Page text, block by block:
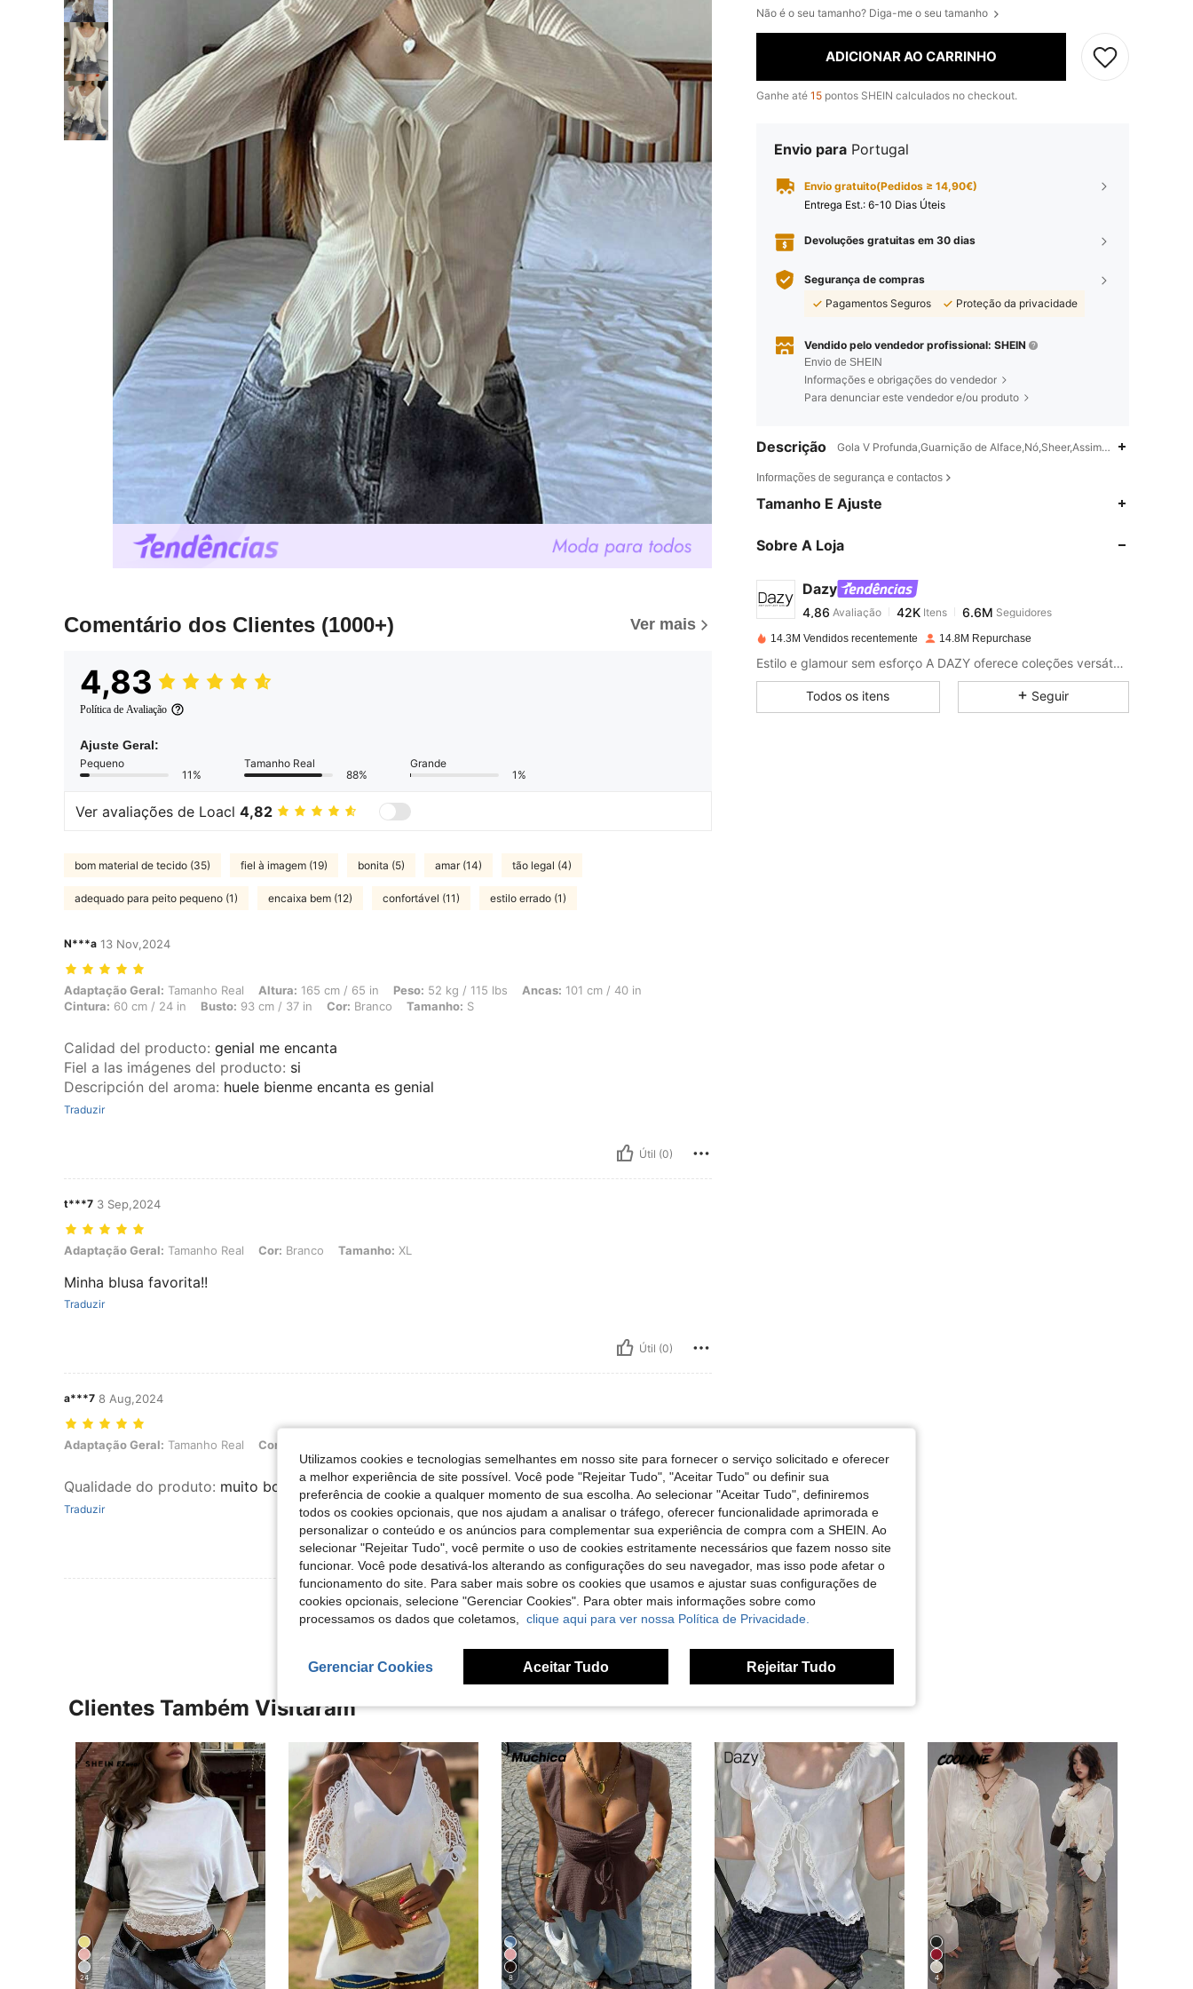
Comentário dos Clientes (1000+) Ver mais
4,83
Política de Avaliação
Ajuste Geral:
Pequeno
11%
Tamanho Real
88%
Grande
1%
Ver avaliações de Loacl 4,82
bom material de tecido (35) fiel à imagem (19) bonita (5) amar (14) tão legal (4)
adequado para peito pequeno (1) encaixa bem (12) confortável (11) estilo errado (1)
N***a 13 Nov,2024
Adaptação Geral: Tamanho Real, Altura: 165 cm / 65 in, Peso: 52 kg / 115 lbs, Ancas: 101 cm / 40 in, Cintura: 60 cm / 24 in, Busto: 93 cm / 37 in, Cor: Branco, Tamanho: S
Adaptação Geral: Tamanho Real Altura: 165 cm / 65 in Peso: 52 kg / 115 lbs Ancas: 101 cm / 40 in
Cintura: 60 cm / 24 in Busto: 93 cm / 37 in Cor: Branco Tamanho: S
Calidad del producto: genial me encanta
Fiel a las imágenes del producto: si
Descripción del aroma: huele bienme encanta es genial
Traduzir
Útil (0)
t***7 3 Sep,2024
Adaptação Geral: Tamanho Real, Cor: Branco, Tamanho: XL
Adaptação Geral: Tamanho Real Cor: Branco Tamanho: XL
Minha blusa favorita!!
Traduzir
Útil (0)
a***7 8 Aug,2024
Adaptação Geral: Tamanho Real, Cor: Branco, Tamanho: S
Adaptação Geral: Tamanho Real Cor:
Qualidade do produto: muito bom e é confortável
Traduzir
Útil (0)
Ver Mais Avaliações
Não é o seu tamanho? Diga-me o seu tamanho
ADICIONAR AO CARRINHO
Ganhe até 15 pontos SHEIN calculados no checkout.
Envio para Portugal
Envio gratuito(Pedidos ≥ 14,90€)
Entrega Est.: 6-10 Dias Úteis
Devoluções gratuitas em 30 dias
Segurança de compras
Pagamentos Seguros
Proteção da privacidade
Vendido pelo vendedor profissional: SHEIN
Envio de SHEIN
Informações e obrigações do vendedor
Para denunciar este vendedor e/ou produto
Descrição Gola V Profunda,Guarnição de Alface,Nó,Sheer,Assimétrico
Informações de segurança e contactos
Tamanho E Ajuste
Sobre A Loja
Dazy
4,86
4,86Avaliação 42K
m***6pago1 dia atrás
4,86
14.3M Vendidos recentemente 14.8M Repurchase
Estilo e glamour sem esforço A DAZY oferece coleções versáteis, acessíveis e sempre com muito estilo para que você possa construir o guarda-roupas dos sonhos. Vista e expresse a sua confiança como quiser!
Todos os itens Seguir
Clientes Também Visitaram
24 8 4
Utilizamos cookies e tecnologias semelhantes em nosso site para fornecer o serviço solicitado e oferecer
a melhor experiência de site possível. Você pode "Rejeitar Tudo", "Aceitar Tudo" ou definir sua
preferência de cookie a qualquer momento de sua escolha. Ao selecionar "Aceitar Tudo", definiremos
todos os cookies opcionais, que nos ajudam a analisar o tráfego, oferecer funcionalidade aprimorada e
personalizar o conteúdo e os anúncios para complementar sua experiência de compra com a SHEIN. Ao
selecionar "Rejeitar Tudo", você permite o uso de cookies estritamente necessários que fazem nosso site
funcionar. Você pode desativá-los alterando as configurações do seu navegador, mas isso pode afetar o
funcionamento do site. Para saber mais sobre os cookies que usamos e ajustar suas configurações de
cookies opcionais, selecione "Gerenciar Cookies". Para obter mais informações sobre como
processamos os dados que coletamos, clique aqui para ver nossa Política de Privacidade.
Gerenciar Cookies Aceitar Tudo Rejeitar Tudo